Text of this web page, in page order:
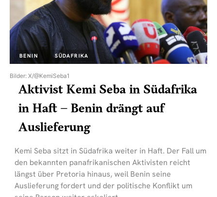
Bilder: X/@KemiSeba1
BENIN SÜDAFRIKA
Aktivist Kemi Seba in Südafrika
in Haft – Benin drängt auf
Auslieferung
Kemi Seba sitzt in Südafrika weiter in Haft. Der Fall um
den bekannten panafrikanischen Aktivisten reicht
längst über Pretoria hinaus, weil Benin seine
Auslieferung fordert und der politische Konflikt um